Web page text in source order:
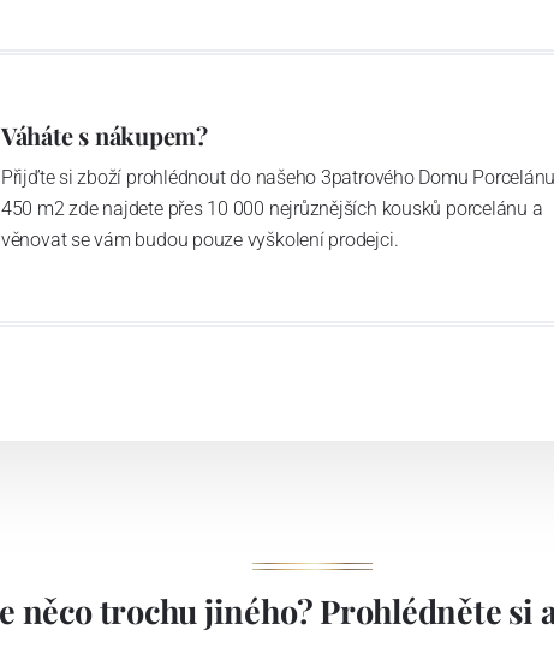
Váháte s nákupem?
Přijďte si zboží prohlédnout do našeho 3patrového Domu
450 m2 zde najdete přes 10 000 nejrůznějších kousků porcelánu a
věnovat se vám budou pouze vyškolení prodejci.
něco trochu jiného? Prohlédněte si